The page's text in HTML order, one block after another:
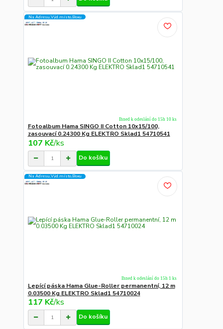
Na Adresu,Výd.místo,Boxu
Fotoalbum Hama SINGO II Cotton 10x15/100,
zasouvací 0.24300 Kg ELEKTRO Sklad1 54710541
107 Kč/ks
Ihned k odeslání do 15h 10 ks
Do košíku
Na Adresu,Výd.místo,Boxu
Lepící páska Hama Glue-Roller permanentní, 12 m
0.03500 Kg ELEKTRO Sklad1 54710024
117 Kč/ks
Ihned k odeslání do 15h 1 ks
Do košíku